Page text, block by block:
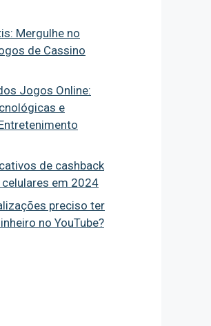
Mergulhe no
de Cassino
Jogos Online:
e
de cashback
em 2024
preciso ter
no YouTube?